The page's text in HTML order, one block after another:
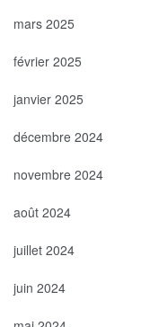
mars 2025
février 2025
janvier 2025
décembre 2024
novembre 2024
août 2024
juillet 2024
juin 2024